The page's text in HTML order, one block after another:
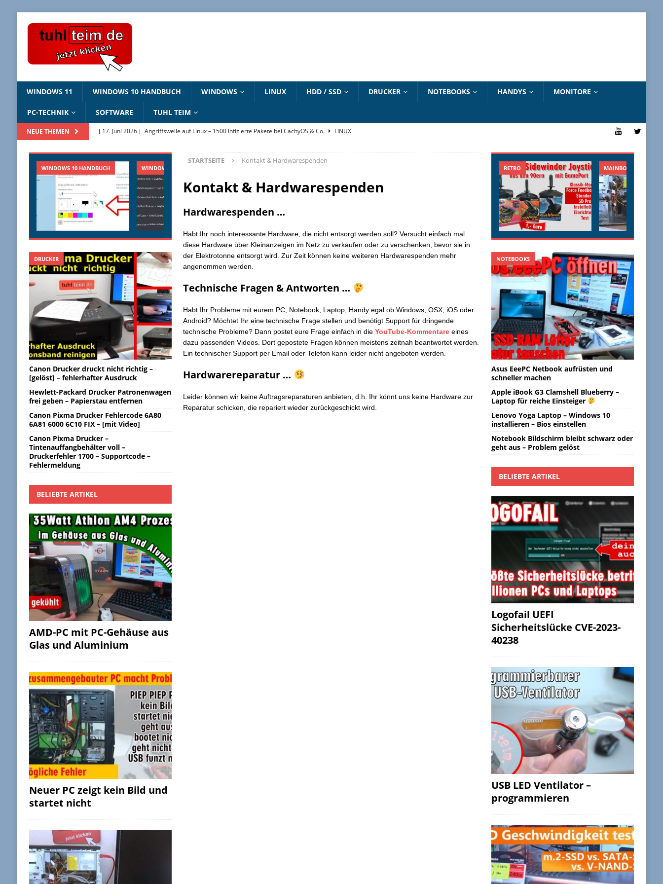
WINDOWS 11 WINDOWS 10 HANDBUCH WINDOWS LINUX HDD / SSD DRUCKER NOTEBOOKS HANDYS MONITORE
PC-TECHNIK SOFTWARE TUHL TEIM
NEUE THEMEN [ 17. Juni 2026 ] Angriffswelle auf Linux – 1500 infizierte Pakete bei CachyOS & Co.
LINUX
[ 11. Mai 2026 ] Linux Sicherheitslücken 2026 – Dirty Frag – Copy Fail – Pack2TheRoot – Fragnesia
[ 2. Februar 2026 ] Bildschirmhintergründe zum Download
LINUX
[ 25. Juni 2026 ] Windows 10 ESU – jetzt registrieren und aktivieren – Updates bis 2027
STARTSEITE Kontakt & Hardwarespenden
Kontakt & Hardwarespenden
Hardwarespenden …
Habt Ihr noch interessante Hardware, die nicht entsorgt werden soll? Versucht einfach mal
diese Hardware über Kleinanzeigen im Netz zu verkaufen oder zu verschenken, bevor sie in
der Elektrotonne entsorgt wird. Zur Zeit können keine weiteren Hardwarespenden mehr
angenommen werden.
Technische Fragen & Antworten …
Habt Ihr Probleme mit eurem PC, Notebook, Laptop, Handy egal ob Windows, OSX, iOS oder
Android? Möchtet Ihr eine technische Frage stellen und benötigt Support für dringende
technische Probleme? Dann postet eure Frage einfach in dieYouTube-Kommentare eines
dazu passenden Videos. Dort gepostete Fragen können meistens zeitnah beantwortet werden.
Ein technischer Support per Email oder Telefon kann leider nicht angeboten werden.
Hardwarereparatur …
Leider können wir keine Auftragsreparaturen anbieten, d.h. Ihr könnt uns keine Hardware zur
Reparatur schicken, die repariert wieder zurückgeschickt wird.
WINDOWS 10 HANDBUCH WINDOWS 10 HANDBUCH
DRUCKER
Canon Drucker druckt nicht richtig –
[gelöst] – fehlerhafter Ausdruck
Hewlett-Packard Drucker Patronenwagen
frei geben – Papierstau entfernen
Canon Pixma Drucker Fehlercode 6A80
6A81 6000 6C10 FIX – [mit Video]
Canon Pixma Drucker –
Tintenauffangbehälter voll –
Druckerfehler 1700 – Supportcode –
Fehlermeldung
BELIEBTE ARTIKEL
AMD-PC mit PC-Gehäuse aus
Glas und Aluminium
Neuer PC zeigt kein Bild und
startet nicht
RETRO MAINBOARDS
NOTEBOOKS
Asus EeePC Netbook aufrüsten und
schneller machen
Apple iBook G3 Clamshell Blueberry –
Laptop für reiche Einsteiger
Lenovo Yoga Laptop – Windows 10
installieren – Bios einstellen
Notebook Bildschirm bleibt schwarz oder
geht aus – Problem gelöst
BELIEBTE ARTIKEL
Logofail UEFI
Sicherheitslücke CVE-2023-
40238
USB LED Ventilator –
programmieren